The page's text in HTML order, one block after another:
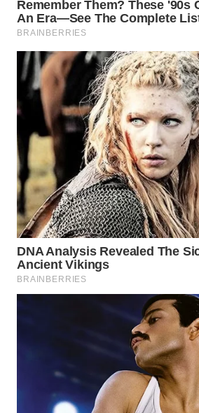
WN DELI
SERDANG
WN
TEBING
TINGGI
WN
PAKPAK
WN
KARAWANG
WN
BEKASI
WN
TAPANULI